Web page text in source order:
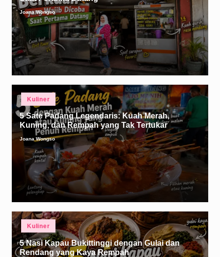
Posted
Joana Wongso
Posted
in
Kuliner
5 Sate Padang Legendaris: Kuah Merah,
Kuning, dan Rempah yang Tak Tertukar
Posted
by
Joana Wongso
Posted
in
Kuliner
5 Nasi Kapau Bukittinggi dengan Gulai dan
Rendang yang Kaya Rempah